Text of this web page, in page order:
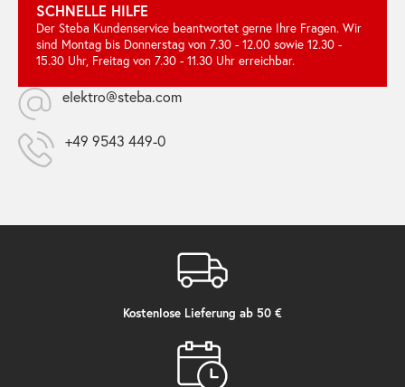
SCHNELLE HILFE
Der Steba Kundenservice beantwortet gerne Ihre Fragen. Wir
sind Montag bis Donnerstag von 7.30 - 12.00 sowie 12.30 -
15.30 Uhr, Freitag von 7.30 - 11.30 Uhr erreichbar.
elektro@steba.com
+49 9543 449-0
Kostenlose Lieferung ab 50 €